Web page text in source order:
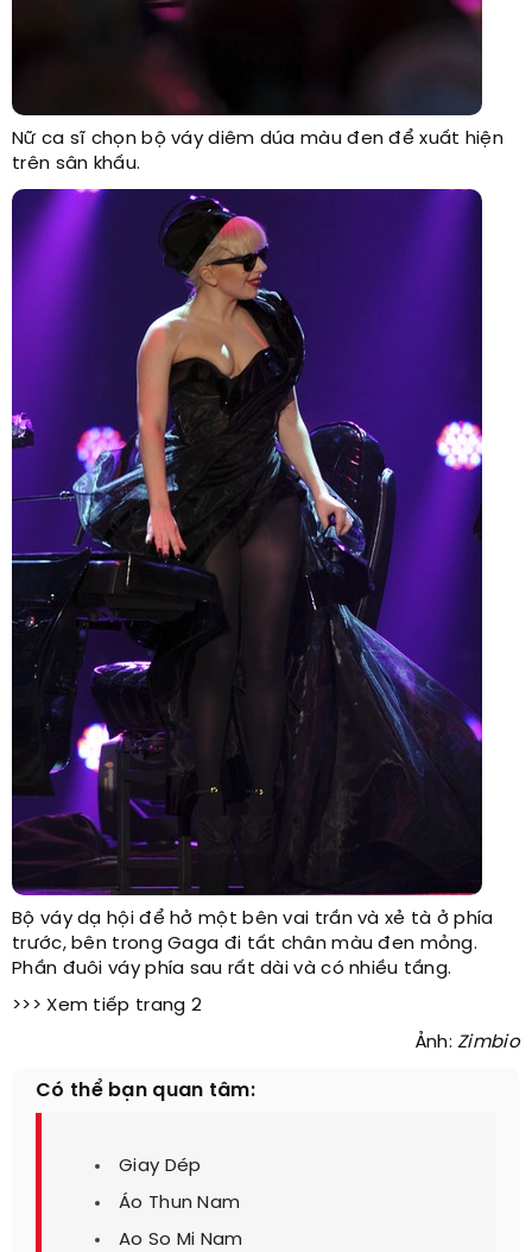
Nữ ca sĩ chọn bộ váy diêm dúa màu đen để xuất hiện
trên sân khấu.
Bộ váy dạ hội để hở một bên vai trần và xẻ tà ở phía
trước, bên trong Gaga đi tất chân màu đen mỏng.
Phần đuôi váy phía sau rất dài và có nhiều tầng.
>>> Xem tiếp trang 2
Ảnh:Zimbio
Có thể bạn quan tâm:
Giay Dép
Áo Thun Nam
Ao So Mi Nam